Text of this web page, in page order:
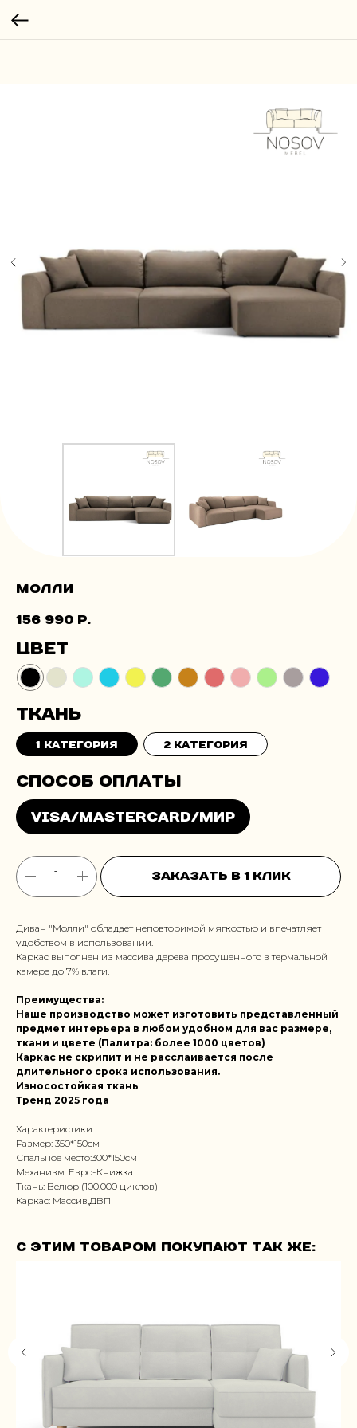
Молли
156 990 р.
Цвет
Ткань
1 категория 2 категория
Заказать в 1 клик
Диван "Молли" обладает неповторимой мягкостью и впечатляет
удобством в использовании.
Каркас выполнен из массива дерева просушенного в термальной
камере до 7% влаги.
Преимущества:
Наше производство может изготовить представленный
предмет интерьера в любом удобном для вас размере,
ткани и цвете (Палитра: более 1000 цветов)
Каркас не скрипит и не расслаивается после
длительного срока использования.
Износостойкая ткань
Тренд 2025 года
Характеристики:
Размер: 350*150см
Спальное место:300*150см
Механизм: Евро-Книжка
Ткань: Велюр (100.000 циклов)
Каркас: Массив,ДВП
С этим товаром покупают так же: